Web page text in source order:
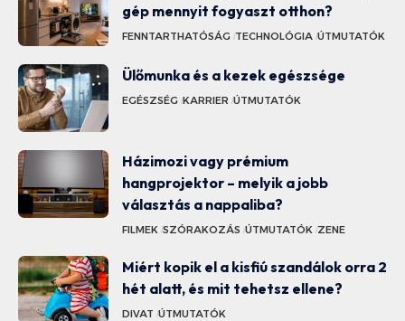
gép mennyit fogyaszt otthon?
FENNTARTHATÓSÁG TECHNOLÓGIA ÚTMUTATÓK
Ülőmunka és a kezek egészsége
EGÉSZSÉG KARRIER ÚTMUTATÓK
Házimozi vagy prémium
hangprojektor – melyik a jobb
választás a nappaliba?
FILMEK SZÓRAKOZÁS ÚTMUTATÓK ZENE
Miért kopik el a kisfiú szandálok orra 2
hét alatt, és mit tehetsz ellene?
DIVAT ÚTMUTATÓK